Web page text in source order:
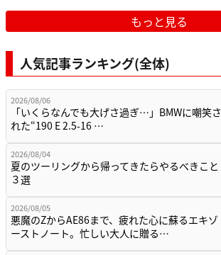
もっと見る
人気記事ランキング(全体)
2026/08/06
「いくらなんでも大げさ過ぎ…」BMWに嘲笑さ
れた“190 E 2.5-16 …
2026/08/04
夏のツーリングから帰ってきたらやるべきこと
３選
2026/08/05
悪魔のZからAE86まで、疲れた心に蘇るエキゾ
ーストノート。忙しい大人に贈る…